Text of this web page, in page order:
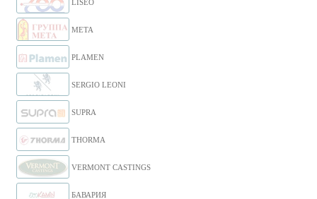
LISEO
META
PLAMEN
SERGIO LEONI
SUPRA
THORMA
VERMONT CASTINGS
БАВАРИЯ